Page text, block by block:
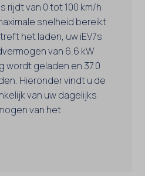
rijdt van 0 tot 100 km/h
snelheid bereikt
het laden, uw iEV7s
van 6.6 kW
wordt geladen en 37.0
Hieronder vindt u de
van uw dagelijks
van het